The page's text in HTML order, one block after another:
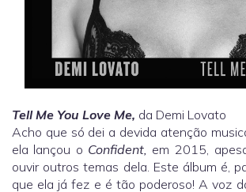
Tell Me You Love Me, da Demi Lovato
Acho que só dei a devida atenção
ela lançou o Confident, em 2015,
ouvir outros temas dela. Este álbum é,
que ela já fez e é tão poderoso! A voz